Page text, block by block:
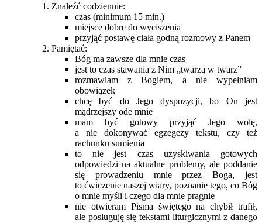
Znaleźć codziennie:
czas (minimum 15 min.)
miejsce dobre do wyciszenia
przyjąć postawę ciała godną rozmowy z Panem
Pamiętać:
Bóg ma zawsze dla mnie czas
jest to czas stawania z Nim „twarzą w twarz”
rozmawiam z Bogiem, a nie wypełniam
obowiązek
chcę być do Jego dyspozycji, bo On jest
mądrzejszy ode mnie
mam być gotowy przyjąć Jego wolę,
a nie dokonywać egzegezy tekstu, czy też
rachunku sumienia
to nie jest czas uzyskiwania gotowych
odpowiedzi na aktualne problemy, ale poddanie
się prowadzeniu mnie przez Boga, jest
to ćwiczenie naszej wiary, poznanie tego, co Bóg
o mnie myśli i czego dla mnie pragnie
nie otwieram Pisma świętego na chybił trafił,
ale posługuję się tekstami liturgicznymi z danego